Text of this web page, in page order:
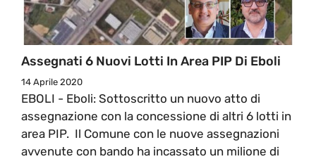
Assegnati 6 Nuovi Lotti In Area PIP Di Eboli
14 Aprile 2020
EBOLI - Eboli: Sottoscritto un nuovo atto di
assegnazione con la concessione di altri 6 lotti in
area PIP. Il Comune con le nuove assegnazioni
avvenute con bando ha incassato un milione di